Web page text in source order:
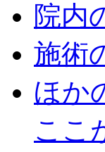
院内
施術
ほか
ここ